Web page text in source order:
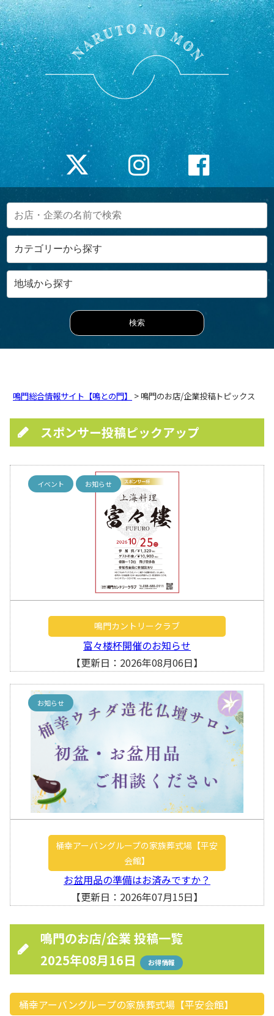
鳴門総合情報サイト【鳴との門】 > 鳴門のお店/企業投稿トピックス
スポンサー投稿ピックアップ
イベント お知らせ
鳴門カントリークラブ
富々楼杯開催のお知らせ
【更新日：2026年08月06日】
お知らせ
桶幸アーバングループの家族葬式場【平安
会館】
お盆用品の準備はお済みですか？
【更新日：2026年07月15日】
鳴門のお店/企業 投稿一覧
2025年08月16日
お得情報
桶幸アーバングループの家族葬式場【平安会館】